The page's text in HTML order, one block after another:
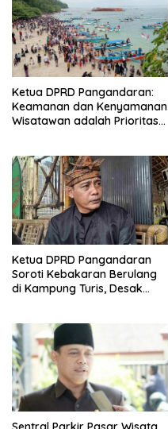
Ketua DPRD Pangandaran:
Keamanan dan Kenyamanan
Wisatawan adalah Prioritas
Ketua DPRD Pangandaran
Soroti Kebakaran Berulang
di Kampung Turis, Desak